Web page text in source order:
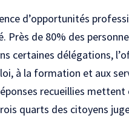
d’opportunités
Près de 80% des
certaines délégations,
à la formation et aux
recueillies
quarts des citoyens